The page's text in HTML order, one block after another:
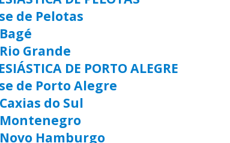
de Pelotas
Grande
DE PORTO ALEGRE
de Porto Alegre
do Sul
Hamburgo